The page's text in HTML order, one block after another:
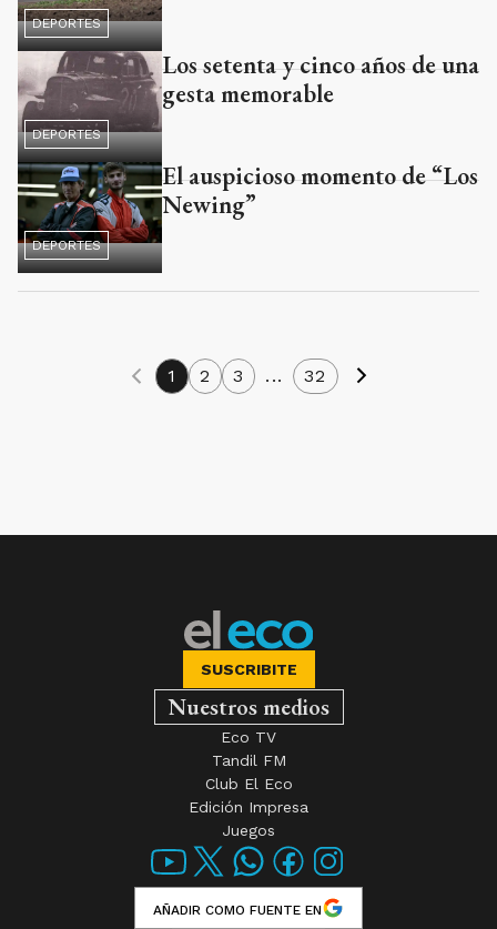
DEPORTES
DEPORTES
Los setenta y cinco años de una
gesta memorable
DEPORTES
El auspicioso momento de “Los
Newing”
1 2 3 ... 32
SUSCRIBITE
Nuestros medios
Eco TV
Tandil FM
Club El Eco
Edición Impresa
Juegos
AÑADIR COMO FUENTE EN